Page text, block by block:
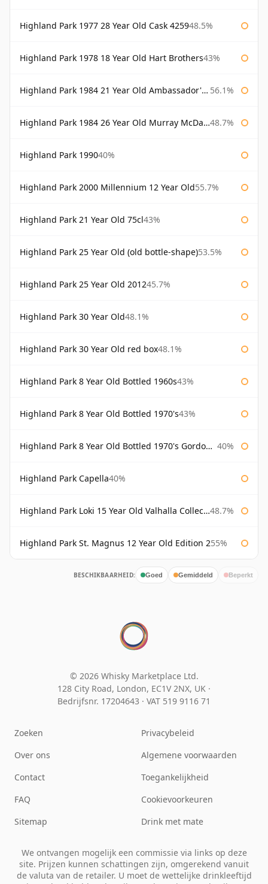
Highland Park 1977 28 Year Old Cask 425948.5%
Highland Park 1978 18 Year Old Hart Brothers43%
Highland Park 1984 21 Year Old Ambassador's Cask 56.1%
Highland Park 1984 26 Year Old Murray McDavid 48.7%
Highland Park 199040%
Highland Park 2000 Millennium 12 Year Old55.7%
Highland Park 21 Year Old 75cl43%
Highland Park 25 Year Old (old bottle-shape)53.5%
Highland Park 25 Year Old 201245.7%
Highland Park 30 Year Old48.1%
Highland Park 30 Year Old red box48.1%
Highland Park 8 Year Old Bottled 1960s43%
Highland Park 8 Year Old Bottled 1970's43%
Highland Park 8 Year Old Bottled 1970's Gordon & Macphail 40%
Highland Park Capella40%
Highland Park Loki 15 Year Old Valhalla Collection 48.7%
Highland Park St. Magnus 12 Year Old Edition 255%
BESCHIKBAARHEID: Goed Gemiddeld Beperkt
© 2026 Whisky Marketplace Ltd.
128 City Road, London, EC1V 2NX, UK ·
Bedrijfsnr. 17204643 · VAT 519 9116 71
Zoeken
Over ons
Contact
FAQ
Sitemap
Privacybeleid
Algemene voorwaarden
Toegankelijkheid
Cookievoorkeuren
Drink met mate
We ontvangen mogelijk een commissie via links op deze
site. Prijzen kunnen schattingen zijn, omgerekend vanuit
de valuta van de retailer. U moet de wettelijke drinkleeftijd